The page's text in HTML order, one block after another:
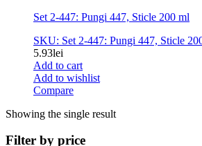
Set 2-447: Pungi 447, Sticle 200 ml
SKU: Set 2-447: Pungi 447, Sticle
5.93lei
Add to cart
Add to wishlist
Compare
Showing the single result
Filter by price